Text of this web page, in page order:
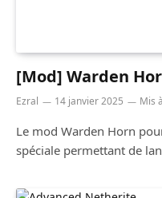
[Mod] Warden
Ezral 14 janvier 2025 Mis
Le mod Warden Horn
spéciale permettant de